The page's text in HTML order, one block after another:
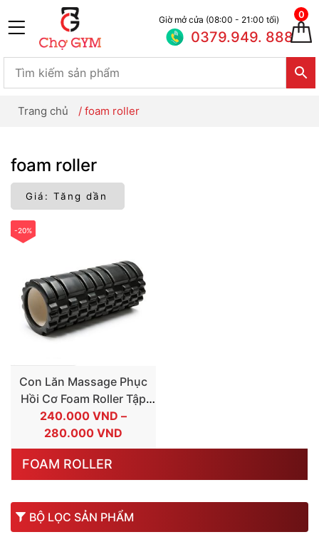
Giờ mở cửa (08:00 - 21:00 tối)
0379.949. 888
0
Trang chủ / foam roller
FOAM ROLLER
BỘ LỌC SẢN PHẨM
foam roller
-20%
Con Lăn Massage Phục
Hồi Cơ Foam Roller Tập
GYM Yoga
240.000 VND –
280.000 VND
GIÁ:
240.000 VND
ĐẾN
280.000 VND